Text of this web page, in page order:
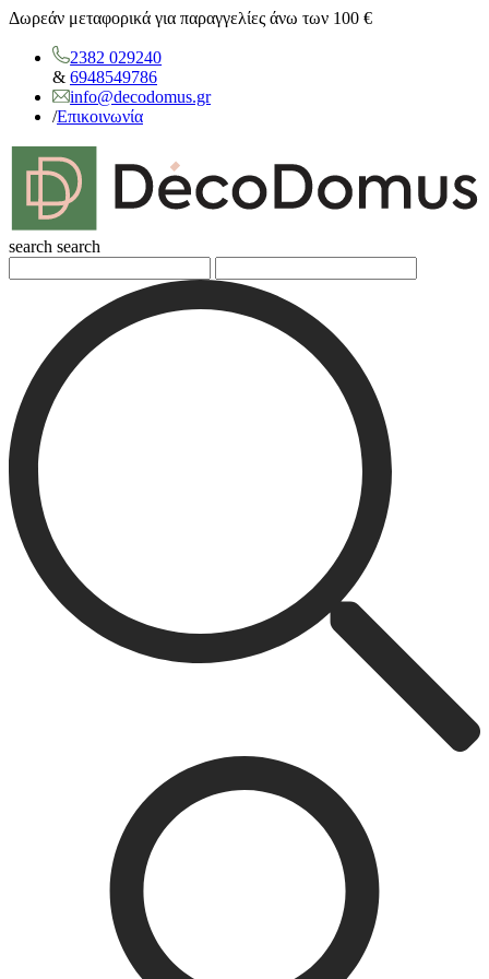
Δωρεάν μεταφορικά για παραγγελίες άνω των 100 €
2382 029240
& 6948549786
info@decodomus.gr
/Επικοινωνία
search search